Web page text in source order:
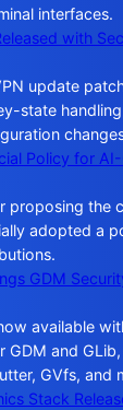
interfaces.
with
update
state
Policy for
proposing the
adopted a
GDM
available
GDM and
GVfs, and
Stack